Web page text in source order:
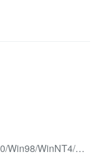
操作系统：Win2003/WinXP/Win2000/Win98/WinNT4/WinMe兼容软件